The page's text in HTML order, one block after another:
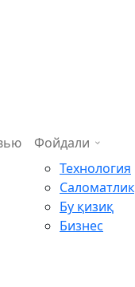
Фойдали
Технология
Саломатлик
Бу қизиқ
Бизнес